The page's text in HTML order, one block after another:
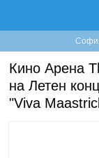
Кино Арена
на Летен
"Viva